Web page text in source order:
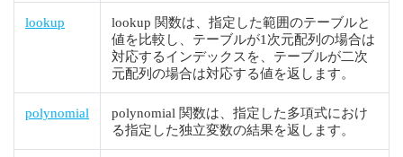
lookup
lookup 関数は、指定した範囲のテーブルと
値を比較し、テーブルが1次元配列の場合は
対応するインデックスを、テーブルが二次
元配列の場合は対応する値を返します。
polynomial
polynomial 関数は、指定した多項式におけ
る指定した独立変数の結果を返します。